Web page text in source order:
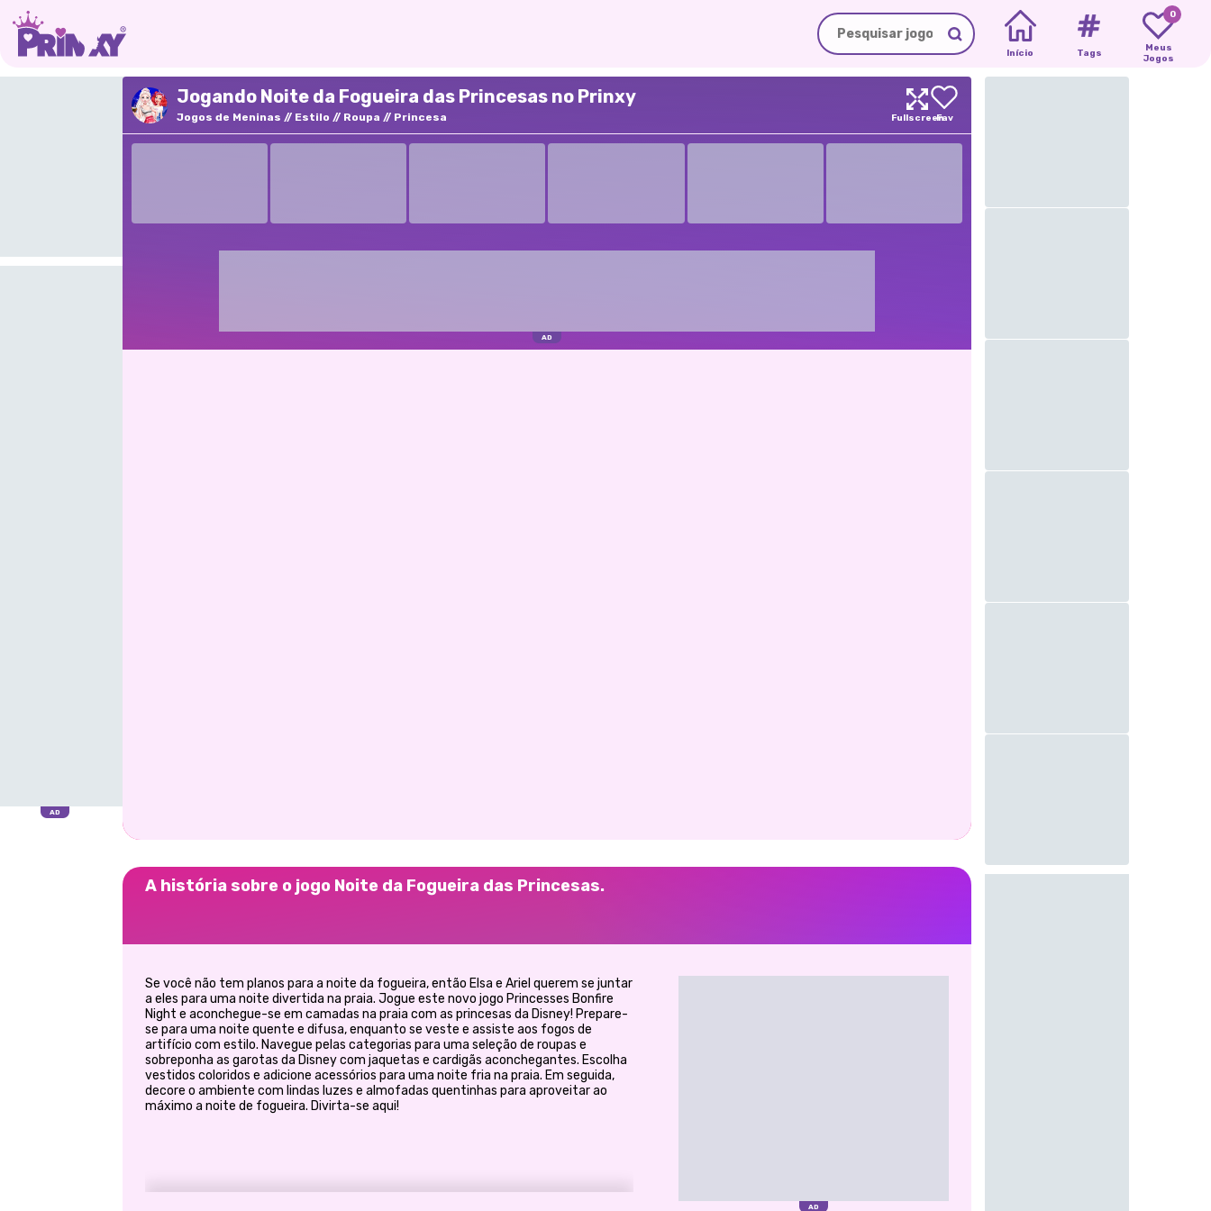
Início Tags
0
Meus
Jogos
Jogando Noite da Fogueira das Princesas no Prinxy
Jogos de Meninas Estilo Roupa Princesa
A história sobre o jogo Noite da Fogueira das Princesas.
Se você não tem planos para a noite da fogueira, então Elsa e Ariel querem se juntar
a eles para uma noite divertida na praia. Jogue este novo jogo Princesses Bonfire
Night e aconchegue-se em camadas na praia com as princesas da Disney! Prepare-
se para uma noite quente e difusa, enquanto se veste e assiste aos fogos de
artifício com estilo. Navegue pelas categorias para uma seleção de roupas e
sobreponha as garotas da Disney com jaquetas e cardigãs aconchegantes. Escolha
vestidos coloridos e adicione acessórios para uma noite fria na praia. Em seguida,
decore o ambiente com lindas luzes e almofadas quentinhas para aproveitar ao
máximo a noite de fogueira. Divirta-se aqui!